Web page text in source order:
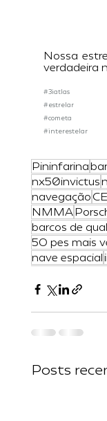
Nossa
verdadeira
#3iatlas
#estrelar
#cometa
#interestelar
Pininfarina
nx50invictus
navegação
NMMA
barcos de
50 pes mais
nave espacial
Posts